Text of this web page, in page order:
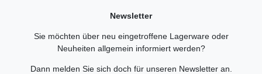
Newsletter
Sie möchten über neu eingetroffene Lagerware oder
Neuheiten allgemein informiert werden?
Dann melden Sie sich doch für unseren Newsletter an.